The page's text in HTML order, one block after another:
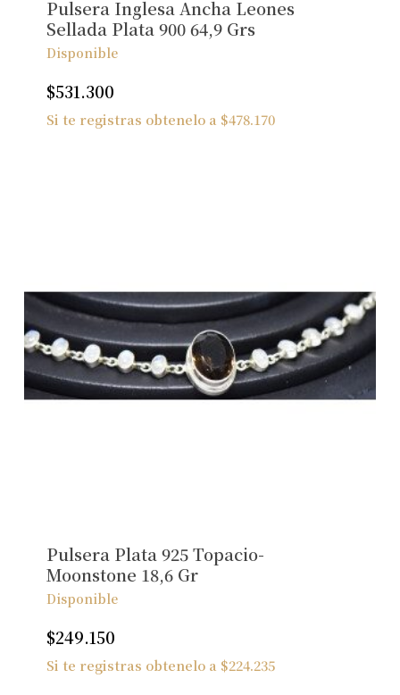
Ver Joyas
Pulsera Inglesa Ancha Leones
Sellada Plata 900 64,9 Grs
Disponible
$531.300
Si te registras obtenelo a $478.170
Pulsera Plata 925 Topacio-
Moonstone 18,6 Gr
Disponible
$249.150
Si te registras obtenelo a $224.235